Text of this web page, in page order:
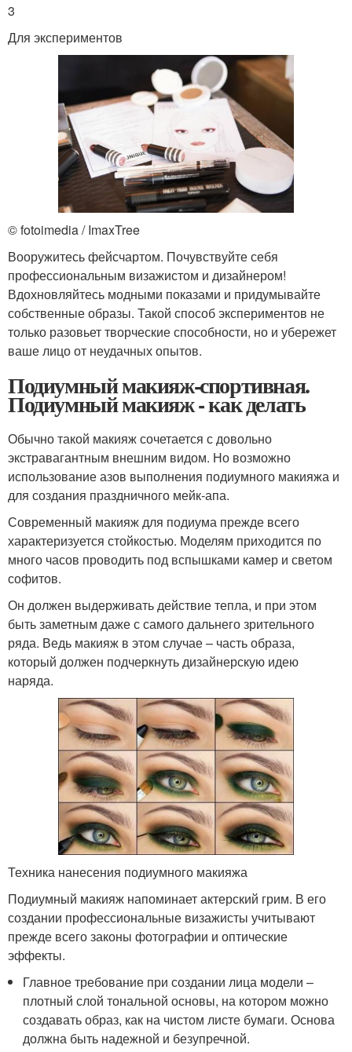
3
Для экспериментов
© fotoimedia / ImaxTree
Вооружитесь фейсчартом. Почувствуйте себя
профессиональным визажистом и дизайнером!
Вдохновляйтесь модными показами и придумывайте
собственные образы. Такой способ экспериментов не
только разовьет творческие способности, но и убережет
ваше лицо от неудачных опытов.
Подиумный макияж-спортивная.
Подиумный макияж - как делать
Обычно такой макияж сочетается с довольно
экстравагантным внешним видом. Но возможно
использование азов выполнения подиумного макияжа и
для создания праздничного мейк-апа.
Современный макияж для подиума прежде всего
характеризуется стойкостью. Моделям приходится по
много часов проводить под вспышками камер и светом
софитов.
Он должен выдерживать действие тепла, и при этом
быть заметным даже с самого дальнего зрительного
ряда. Ведь макияж в этом случае – часть образа,
который должен подчеркнуть дизайнерскую идею
наряда.
Техника нанесения подиумного макияжа
Подиумный макияж напоминает актерский грим. В его
создании профессиональные визажисты учитывают
прежде всего законы фотографии и оптические
эффекты.
Главное требование при создании лица модели –
плотный слой тональной основы, на котором можно
создавать образ, как на чистом листе бумаги. Основа
должна быть надежной и безупречной.